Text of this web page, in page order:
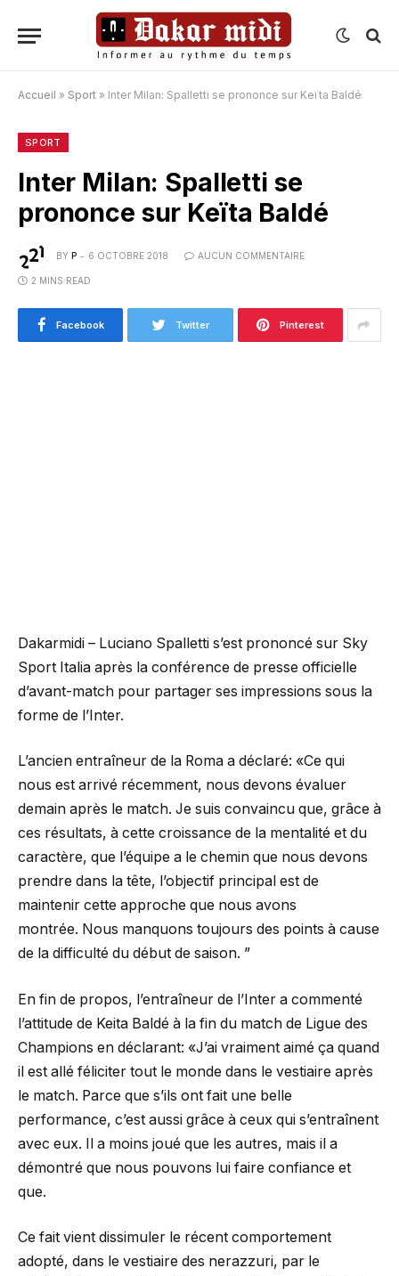
Accueil » Sport » Inter Milan: Spalletti se prononce sur Keïta Baldé
SPORT
Inter Milan: Spalletti se
prononce sur Keïta Baldé
BY P 6 OCTOBRE 2018 AUCUN COMMENTAIRE
2 MINS READ
Facebook Twitter Pinterest
Dakarmidi – Luciano Spalletti s’est prononcé sur Sky
Sport Italia après la conférence de presse officielle
d’avant-match pour partager ses impressions sous la
forme de l’Inter.
L’ancien entraîneur de la Roma a déclaré: «Ce qui
nous est arrivé récemment, nous devons évaluer
demain après le match. Je suis convaincu que, grâce à
ces résultats, à cette croissance de la mentalité et du
caractère, que l’équipe a le chemin que nous devons
prendre dans la tête, l’objectif principal est de
maintenir cette approche que nous avons
montrée. Nous manquons toujours des points à cause
de la difficulté du début de saison. ”
En fin de propos, l’entraîneur de l’Inter a commenté
l’attitude de Keita Baldé à la fin du match de Ligue des
Champions en déclarant: «J’ai vraiment aimé ça quand
il est allé féliciter tout le monde dans le vestiaire après
le match. Parce que s’ils ont fait une belle
performance, c’est aussi grâce à ceux qui s’entraînent
avec eux. Il a moins joué que les autres, mais il a
démontré que nous pouvons lui faire confiance et
que.
Ce fait vient dissimuler le récent comportement
adopté, dans le vestiaire des nerazzuri, par le